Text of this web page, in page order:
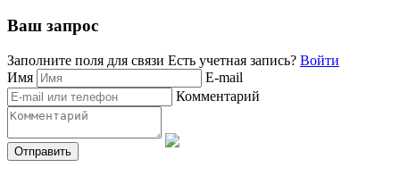
Ваш запрос
Заполните поля для связи Есть учетная запись? Войти
Имя
E-mail
Комментарий